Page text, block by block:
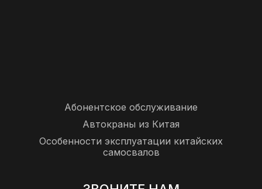
Абонентское обслуживание
Автокраны из Китая
Особенности эксплуатации китайских
самосвалов